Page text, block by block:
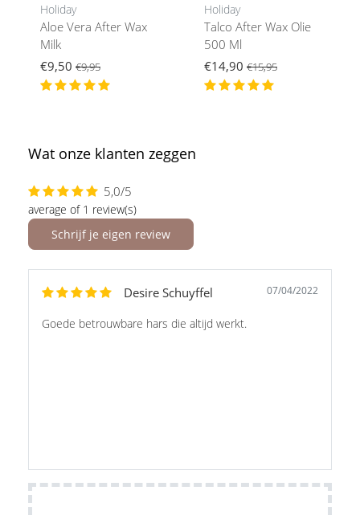
Holiday
Aloe Vera After Wax
Milk
€9,50 €9,95
Holiday
Talco After Wax Olie
500 Ml
€14,90 €15,95
Wat onze klanten zeggen
5,0/5
average of 1 review(s)
Schrijf je eigen review
Desire Schuyffel 07/04/2022
Goede betrouwbare hars die altijd werkt.